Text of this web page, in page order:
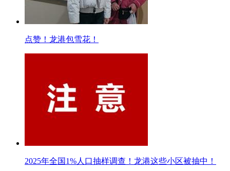
点赞！龙港包雪花！
2025年全国1%人口抽样调查！龙港这些小区被抽中！